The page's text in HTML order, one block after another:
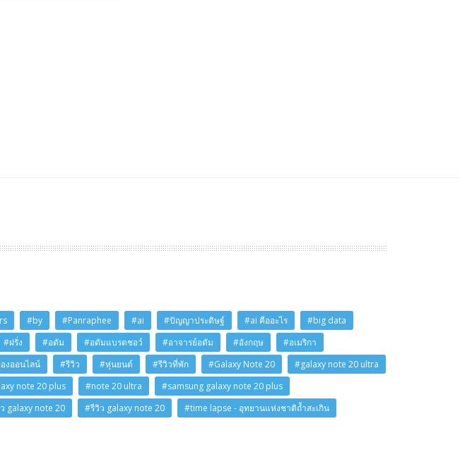
#by #Panraphee #ai #ปัญญาประดิษฐ์ #ai คืออะไร
#big data
#ฝรั่ง #อดัม #อดัมแบรดชอว์ #อาจารย์อดัม #อังกฤษ
#อเมริกา
งออนไลน์ #รีวิว #หุ่นยนต์ #รีวิวที่พัก #Galaxy Note 20
#galaxy note 20 ultra
note 20 plus #note 20 ultra
#samsung galaxy note 20 plus
galaxy note 20 #รีวิว galaxy note 20
#time lapse - อุทยานแห่งชาติถ้ำสะเกิน